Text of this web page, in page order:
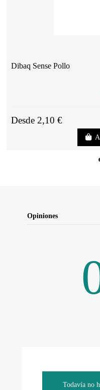
Dibaq Sense Pollo
Desde 2,10 €
Opiniones
Todavía no